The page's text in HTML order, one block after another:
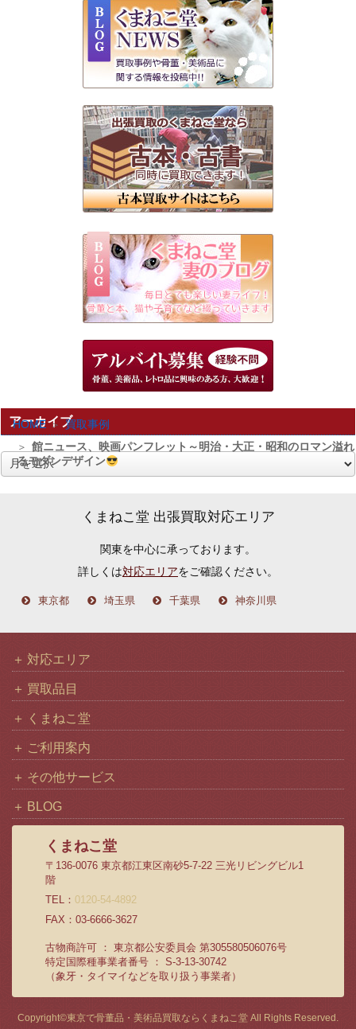
HOME
買取事例
館ニュース、映画パンフレット～明治・大正・昭和のロマン溢れ
るモダンデザイン
アーカイブ
くまねこ堂 出張買取対応エリア
関東を中心に承っております。
詳しくは対応エリアをご確認ください。
東京都 埼玉県 千葉県 神奈川県
対応エリア
買取品目
くまねこ堂
ご利用案内
その他サービス
BLOG
くまねこ堂
〒136-0076 東京都江東区南砂5-7-22 三光リビングビル1
階
TEL： 0120-54-4892
FAX：03-6666-3627
古物商許可 ： 東京都公安委員会 第305580506076号
特定国際種事業者番号 ： S-3-13-30742
（象牙・タイマイなどを取り扱う事業者）
Copyright©東京で骨董品・美術品買取ならくまねこ堂 All Rights Reserved.